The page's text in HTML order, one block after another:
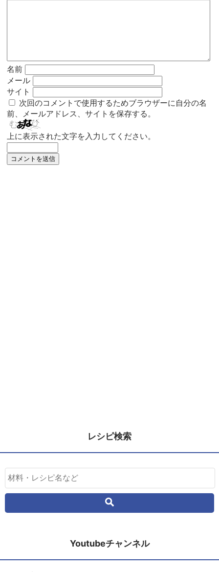
名前
メール
サイト
次回のコメントで使用するためブラウザーに自分の名
前、メールアドレス、サイトを保存する。
上に表示された文字を入力してください。
レシピ検索
Youtubeチャンネル